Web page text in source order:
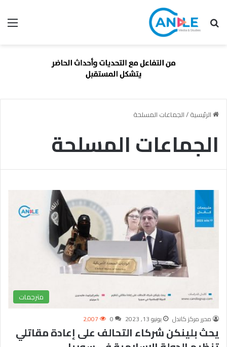
بحث عن
الرئيسية/الجماعات المسلحة
الجماعات المسلحة
مترجمات
محرر مركز كاندل يونيو 13, 2023 0 2٬007
يحث بلينكن شركاء التحالف على إعادة مقاتلي